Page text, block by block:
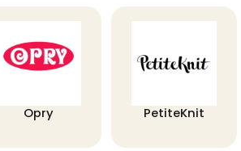
Opry PetiteKnit